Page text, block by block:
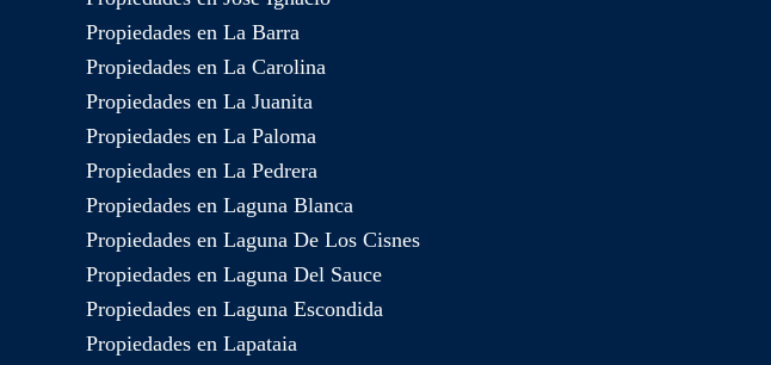
Propiedades en La Barra
Propiedades en La Carolina
Propiedades en La Juanita
Propiedades en La Paloma
Propiedades en La Pedrera
Propiedades en Laguna Blanca
Propiedades en Laguna De Los Cisnes
Propiedades en Laguna Del Sauce
Propiedades en Laguna Escondida
Propiedades en Lapataia